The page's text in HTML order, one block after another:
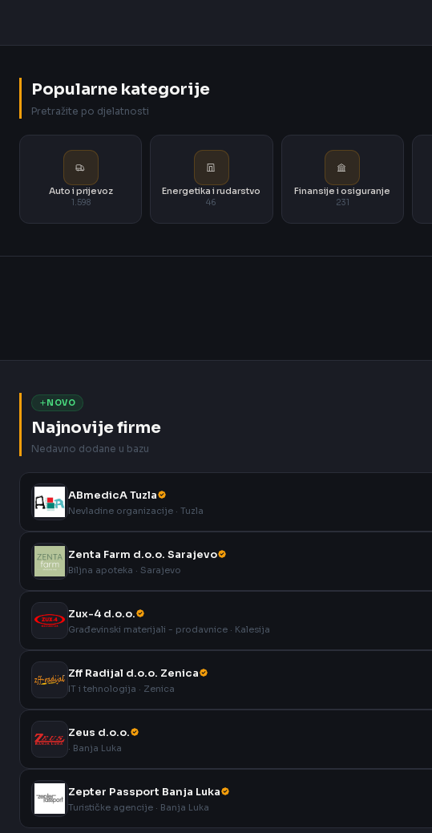
Popularne kategorije
Pretražite po djelatnosti
Auto i prijevoz
1.598
Energetika i rudarstvo
46
Finansije i osiguranje
231
NOVO
Najnovije firme
Nedavno dodane u bazu
ABmedicA Tuzla
Nevladine organizacije · Tuzla
Zenta Farm d.o.o. Sarajevo
Biljna apoteka · Sarajevo
Zux-4 d.o.o.
Građevinski materijali - prodavnice · Kalesija
Zff Radijal d.o.o. Zenica
IT i tehnologija · Zenica
Zeus d.o.o.
· Banja Luka
Zepter Passport Banja Luka
Turističke agencije · Banja Luka